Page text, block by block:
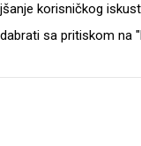
Additional
korisničkog
sa pritiskom na